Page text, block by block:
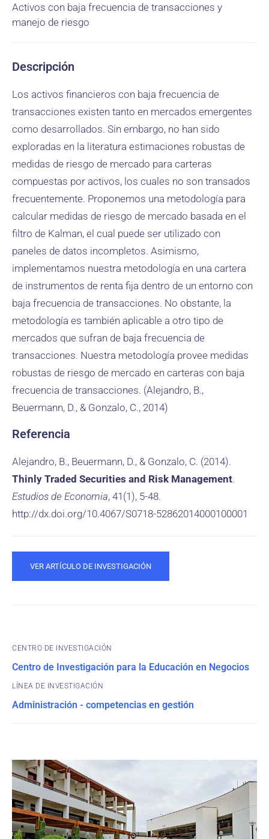
Activos con baja frecuencia de transacciones y
manejo de riesgo
Descripción
Los activos financieros con baja frecuencia de
transacciones existen tanto en mercados emergentes
como desarrollados. Sin embargo, no han sido
exploradas en la literatura estimaciones robustas de
medidas de riesgo de mercado para carteras
compuestas por activos, los cuales no son transados
frecuentemente. Proponemos una metodología para
calcular medidas de riesgo de mercado basada en el
filtro de Kalman, el cual puede ser utilizado con
paneles de datos incompletos. Asimismo,
implementamos nuestra metodología en una cartera
de instrumentos de renta fija dentro de un entorno con
baja frecuencia de transacciones. No obstante, la
metodología es también aplicable a otro tipo de
mercados que sufran de baja frecuencia de
transacciones. Nuestra metodología provee medidas
robustas de riesgo de mercado en carteras con baja
frecuencia de transacciones. (Alejandro, B.,
Beuermann, D., & Gonzalo, C., 2014)
Referencia
Alejandro, B., Beuermann, D., & Gonzalo, C. (2014).
Thinly Traded Securities and Risk Management.
Estudios de Economia, 41(1), 5-48.
http://dx.doi.org/10.4067/S0718-52862014000100001
VER ARTÍCULO DE INVESTIGACIÓN
CENTRO DE INVESTIGACIÓN
Centro de Investigación para la Educación en Negocios
Administración - competencias en gestión